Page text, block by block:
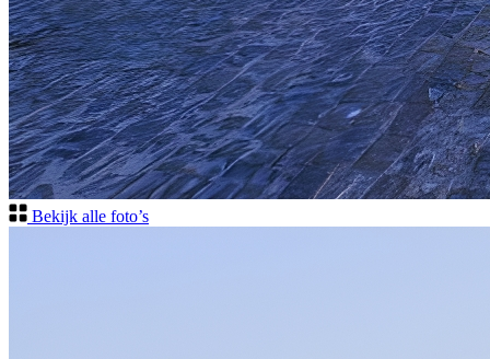
Bekijk alle foto’s